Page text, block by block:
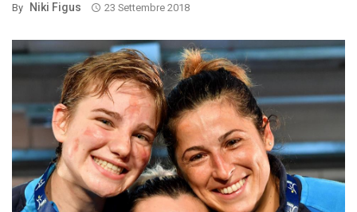
By Niki Figus 23 Settembre 2018